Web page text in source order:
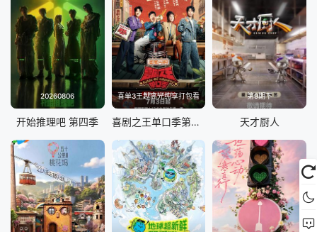
20260806
开始推理吧 第四季
喜单3王越高光纯享打包看
喜剧之王单口季第三季
第9期下
天才厨人